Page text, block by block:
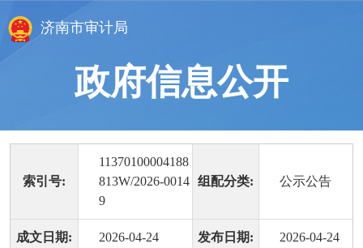
济南市审计局
政府信息公开
索引号:
11370100004188
813W/2026-0014
9
组配分类: 公示公告
成文日期: 2026-04-24 发布日期: 2026-04-24